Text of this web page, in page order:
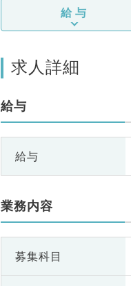
給与
求人詳細
給与
給与
業務内容
募集科目